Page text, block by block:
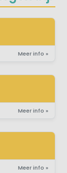
Meer info »
Meer info »
Meer info »